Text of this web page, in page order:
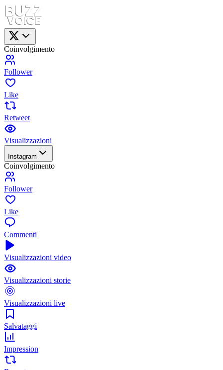
Coinvolgimento
Follower
Like
Retweet
Visualizzazioni
Instagram
Coinvolgimento
Follower
Like
Commenti
Visualizzazioni video
Visualizzazioni storie
Visualizzazioni live
Salvataggi
Impression